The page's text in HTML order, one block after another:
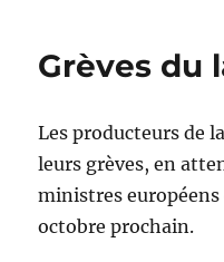
!
Grèves du
Les producteurs de
leurs grèves, en
ministres européens
octobre prochain.